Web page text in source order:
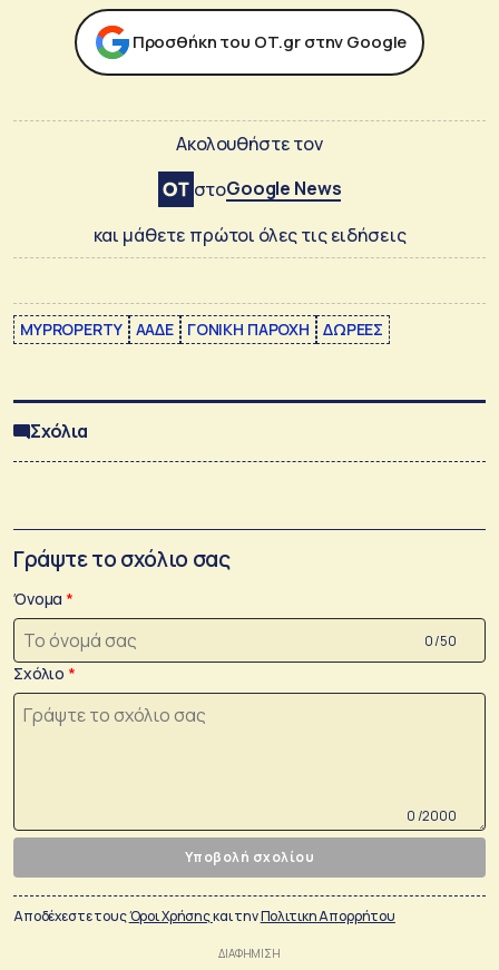
Προσθήκη του ΟΤ.gr στην Google
Ακολουθήστε τον
στοGoogle News
και μάθετε πρώτοι όλες τις ειδήσεις
MYPROPERTY ΑΑΔΕ ΓΟΝΙΚΗ ΠΑΡΟΧΗ ΔΩΡΕΕΣ
Σχόλια
Γράψτε το σχόλιο σας
Όνομα
0 /50
Σχόλιο
0 /2000
Υποβολή σχολίου
Αποδέχεστε τουςΌροι Χρήσηςκαι τηνΠολιτικη Απορρήτου